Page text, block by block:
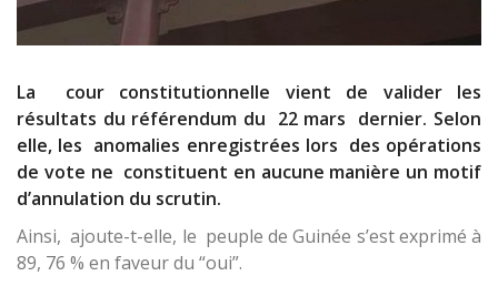
La cour constitutionnelle vient de valider les
résultats du référendum du 22 mars dernier. Selon
elle, les anomalies enregistrées lors des opérations
de vote ne constituent en aucune manière un motif
d’annulation du scrutin.
Ainsi, ajoute-t-elle, le peuple de Guinée s’est exprimé à
89, 76 % en faveur du “oui”.